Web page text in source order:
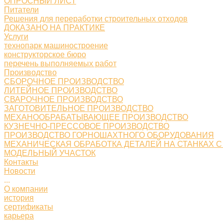
Питатели
Решения для переработки строительных отходов
ДОКАЗАНО НА ПРАКТИКЕ
Услуги
технопарк машиностроение
конструкторское бюро
перечень выполняемых работ
Производство
СБОРОЧНОЕ ПРОИЗВОДСТВО
ЛИТЕЙНОЕ ПРОИЗВОДСТВО
СВАРОЧНОЕ ПРОИЗВОДСТВО
ЗАГОТОВИТЕЛЬНОЕ ПРОИЗВОДСТВО
МЕХАНООБРАБАТЫВАЮЩЕЕ ПРОИЗВОДСТВО
КУЗНЕЧНО-ПРЕССОВОЕ ПРОИЗВОДСТВО
ПРОИЗВОДСТВО ГОРНОШАХТНОГО ОБОРУДОВАНИЯ
МЕХАНИЧЕСКАЯ ОБРАБОТКА ДЕТАЛЕЙ НА СТАНКАХ
МОДЕЛЬНЫЙ УЧАСТОК
Контакты
Новости
...
О компании
история
сертификаты
карьера